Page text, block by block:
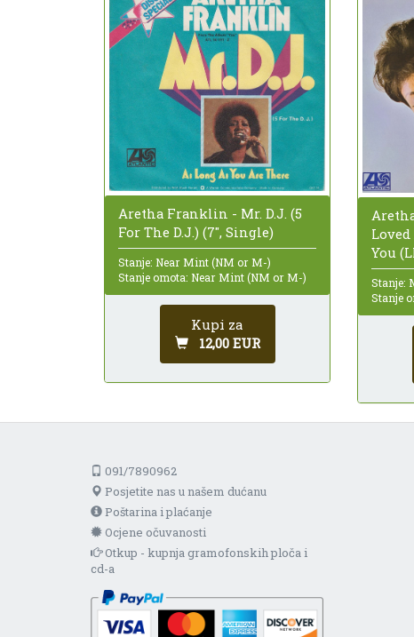
Aretha Franklin - Mr. D.J. (5
For The D.J.) (7", Single)
Stanje: Near Mint (NM or M-)
Stanje omota: Near Mint (NM or M-)
Kupi za
12,00 EUR
You
Stanje:
Stanje
091/7890962
Posjetite nas u našem dućanu
Poštarina i plaćanje
Ocjene očuvanosti
Otkup - kupnja gramofonskih ploča i
cd-a